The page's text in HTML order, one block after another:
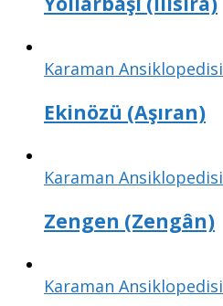
Karaman Ansiklopedisi
Ekinözü (Aşıran)
Karaman Ansiklopedisi
Zengen (Zengân)
Karaman Ansiklopedisi